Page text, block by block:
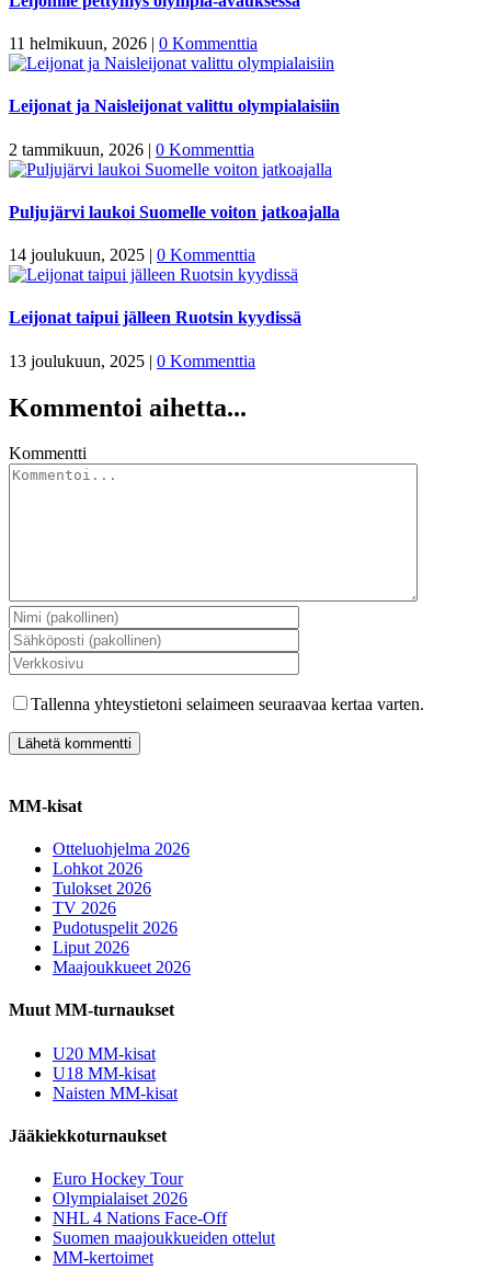
11 helmikuun, 2026 | 0 Kommenttia
Leijonat ja Naisleijonat valittu olympialaisiin
2 tammikuun, 2026 | 0 Kommenttia
Puljujärvi laukoi Suomelle voiton jatkoajalla
14 joulukuun, 2025 | 0 Kommenttia
Leijonat taipui jälleen Ruotsin kyydissä
13 joulukuun, 2025 | 0 Kommenttia
Kommentoi aihetta...
Kommentti
Tallenna yhteystietoni selaimeen seuraavaa kertaa varten.
MM-kisat
Otteluohjelma 2026
Lohkot 2026
Tulokset 2026
TV 2026
Pudotuspelit 2026
Liput 2026
Maajoukkueet 2026
Muut MM-turnaukset
U20 MM-kisat
U18 MM-kisat
Naisten MM-kisat
Jääkiekkoturnaukset
Euro Hockey Tour
Olympialaiset 2026
NHL 4 Nations Face-Off
Suomen maajoukkueiden ottelut
MM-kertoimet